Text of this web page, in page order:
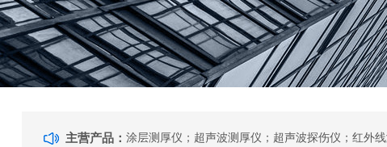
主营产品：